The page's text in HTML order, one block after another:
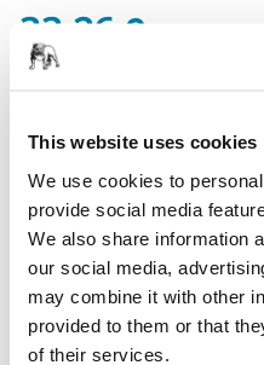
This website uses cookies
We use cookies to
provide social media
We also share information
our social media,
may combine it with other
provided to them or that
of their services.
33,26 €Prijs
Prijs inclusief
Select
Toevoegen
SPECIAAL VOOR U